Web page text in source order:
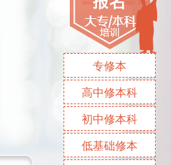
专修本
高中修本科
初中修本科
低基础修本